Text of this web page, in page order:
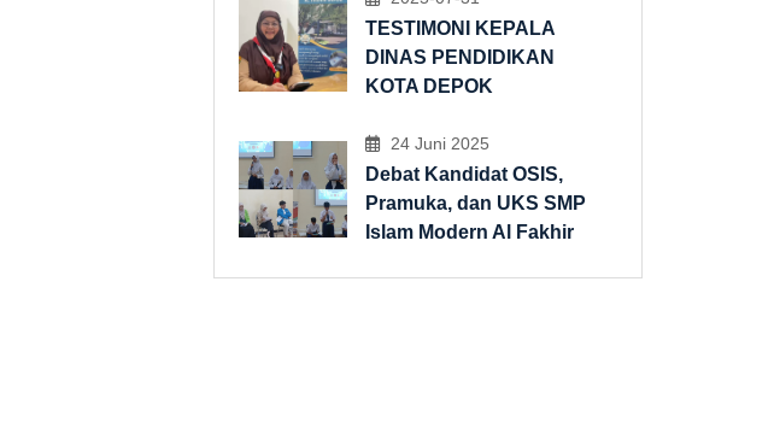
TESTIMONI KEPALA
DINAS PENDIDIKAN
KOTA DEPOK
24 Juni 2025
Debat Kandidat OSIS,
Pramuka, dan UKS SMP
Islam Modern Al Fakhir